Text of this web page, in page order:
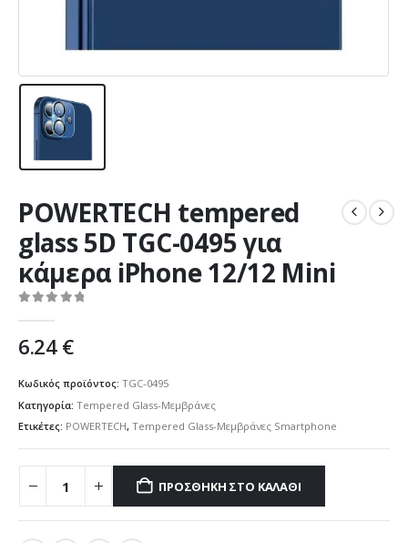
POWERTECH tempered
glass 5D TGC-0495 για
κάμερα iPhone 12/12 Mini
6.24€
Κωδικός προϊόντος: TGC-0495
Κατηγορία: Tempered Glass-Μεμβράνες
Ετικέτες: POWERTECH, Tempered Glass-Μεμβράνες Smartphone
ΠΡΟΣΘΉΚΗ ΣΤΟ ΚΑΛΆΘΙ